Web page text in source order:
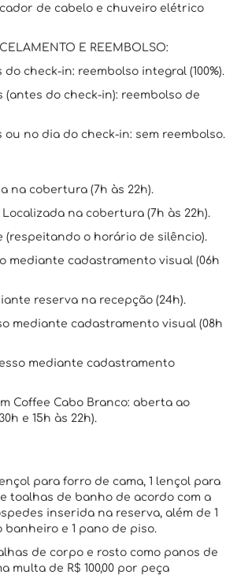
de cabelo e chuveiro elétrico
E REEMBOLSO:
check-in: reembolso integral (100%).
(antes do check-in): reembolso de
ou no dia do check-in: sem reembolso.
na cobertura (7h às 22h).
na cobertura (7h às 22h).
(respeitando o horário de silêncio).
mediante cadastramento visual (06h
reserva na recepção (24h).
mediante cadastramento visual (08h
mediante cadastramento
Coffee Cabo Branco: aberta ao
e 15h às 22h).
para forro de cama, 1 lençol para
toalhas de banho de acordo com a
inserida na reserva, além de 1
e 1 pano de piso.
de corpo e rosto como panos de
multa de R$ 100,00 por peça